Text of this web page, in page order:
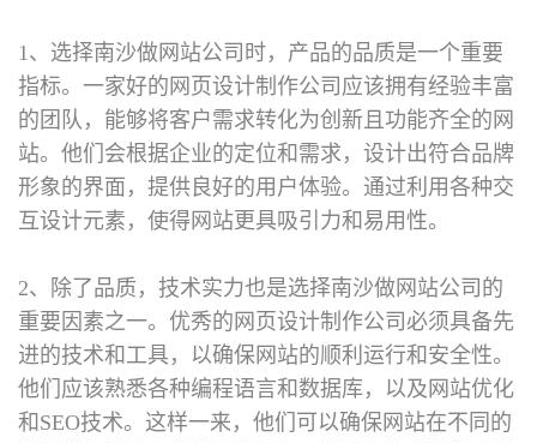
1、选择南沙做网站公司时，产品的品质是一个重要
指标。一家好的网页设计制作公司应该拥有经验丰富
的团队，能够将客户需求转化为创新且功能齐全的网
站。他们会根据企业的定位和需求，设计出符合品牌
形象的界面，提供良好的用户体验。通过利用各种交
互设计元素，使得网站更具吸引力和易用性。
2、除了品质，技术实力也是选择南沙做网站公司的
重要因素之一。优秀的网页设计制作公司必须具备先
进的技术和工具，以确保网站的顺利运行和安全性。
他们应该熟悉各种编程语言和数据库，以及网站优化
和SEO技术。这样一来，他们可以确保网站在不同的